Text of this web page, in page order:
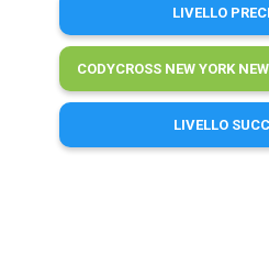
LIVELLO
CODYCROSS NEW YORK
LIVELLO